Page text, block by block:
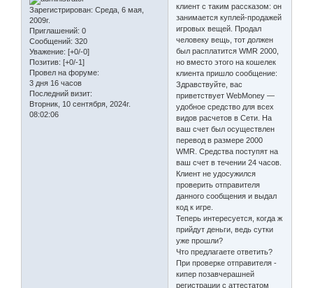
Зарегистрирован: Среда, 6 мая,
2009г.
Приглашений: 0
Сообщений: 320
Уважение: [+0/-0]
Позитив: [+0/-1]
Провел на форуме:
3 дня 16 часов
Последний визит:
Вторник, 10 сентября, 2024г.
08:02:06
клиент с таким рассказом: он
занимается куплей-продажей
игровых вещей. Продал
человеку вещь, тот должен
был расплатится WMR 2000,
но вместо этого на кошелек
клиента пришло сообщение:
Здравствуйте, вас
приветствует WebMoney —
удобное средство для всех
видов расчетов в Сети. На
ваш счет был осуществлен
перевод в размере 2000
WMR. Средства поступят на
ваш счет в течении 24 часов.
Клиент не удосужился
проверить отправителя
данного сообщения и выдал
код к игре.
Теперь интересуется, когда ж
прийдут деньги, ведь сутки
уже прошли?
Что предлагаете ответить?
При проверке отправителя -
кипер позавчерашней
регистрации с аттестатом